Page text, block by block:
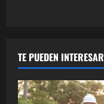
TE PUEDEN INTERESAR